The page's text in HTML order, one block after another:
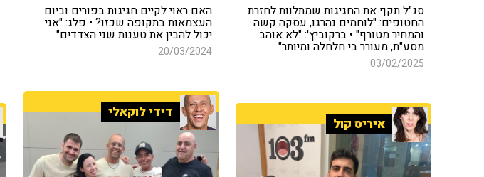
סג"ל תקף את החגיגות שמתלוות לחזרת
החטופים: "לוחמים נהרגו, עסקה קשה
והמחיר מטורף" • ברקוביץ': "לא אוהב
מסע"ת, מעורר בי חלחלה ומיותר"
03/02/2025
האם ראוי לקיים חגיגות בפורים וביום
העצמאות בתקופה שכזו? • פלג: "אני
יכול להבין את טענות שני הצדדים"
20/03/2024
דידי לוקאלי
איריס קול